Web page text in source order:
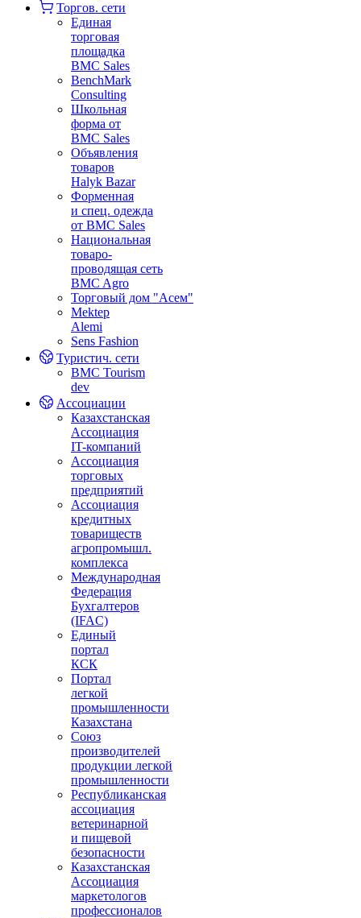
Торгов. сети
Единая
торговая
площадка
BMC Sales
BenchMark
Consulting
Школьная
форма от
BMC Sales
Объявления
товаров
Halyk Bazar
Форменная
и спец. одежда
от BMC Sales
Национальная
товаро-
проводящая сеть
BMC Agro
Торговый дом "Асем"
Mektep
Alemi
Sens Fashion
Туристич. сети
BMC Tourism
dev
Ассоциации
Казахстанская
Ассоциация
IT-компаний
Ассоциация
торговых
предприятий
Ассоциация
кредитных
товариществ
агропромышл.
комплекса
Международная
Федерация
Бухгалтеров
(IFAC)
Единый
портал
КСК
Портал
легкой
промышленности
Казахстана
Союз
производителей
продукции легкой
промышленности
Республиканская
ассоциация
ветеринарной
и пищевой
безопасности
Казахстанская
Ассоциация
маркетологов
профессионалов